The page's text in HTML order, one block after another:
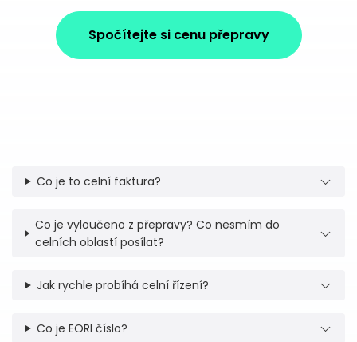
Spočítejte si cenu přepravy
Co je to celní faktura?
Co je vyloučeno z přepravy? Co nesmím do
celních oblastí posílat?
Jak rychle probíhá celní řízení?
Co je EORI číslo?